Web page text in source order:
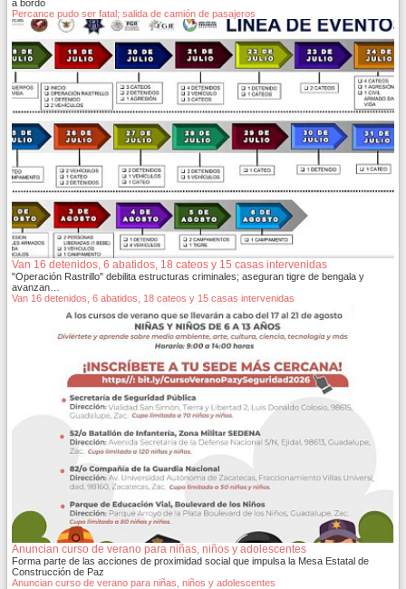
a bordo
Percance pudo ser fatal; salida de camión de pasajeros
Van 16 detenidos, 6 abatidos, 18 cateos y 15 casas intervenidas
"Operación Rastrillo" debilita estructuras criminales; aseguran tigre de bengala y
avanzan…
Van 16 detenidos, 6 abatidos, 18 cateos y 15 casas intervenidas
Anuncian curso de verano para niñas, niños y adolescentes
Forma parte de las acciones de proximidad social que impulsa la Mesa Estatal de
Construcción de Paz
Anuncian curso de verano para niñas, niños y adolescentes